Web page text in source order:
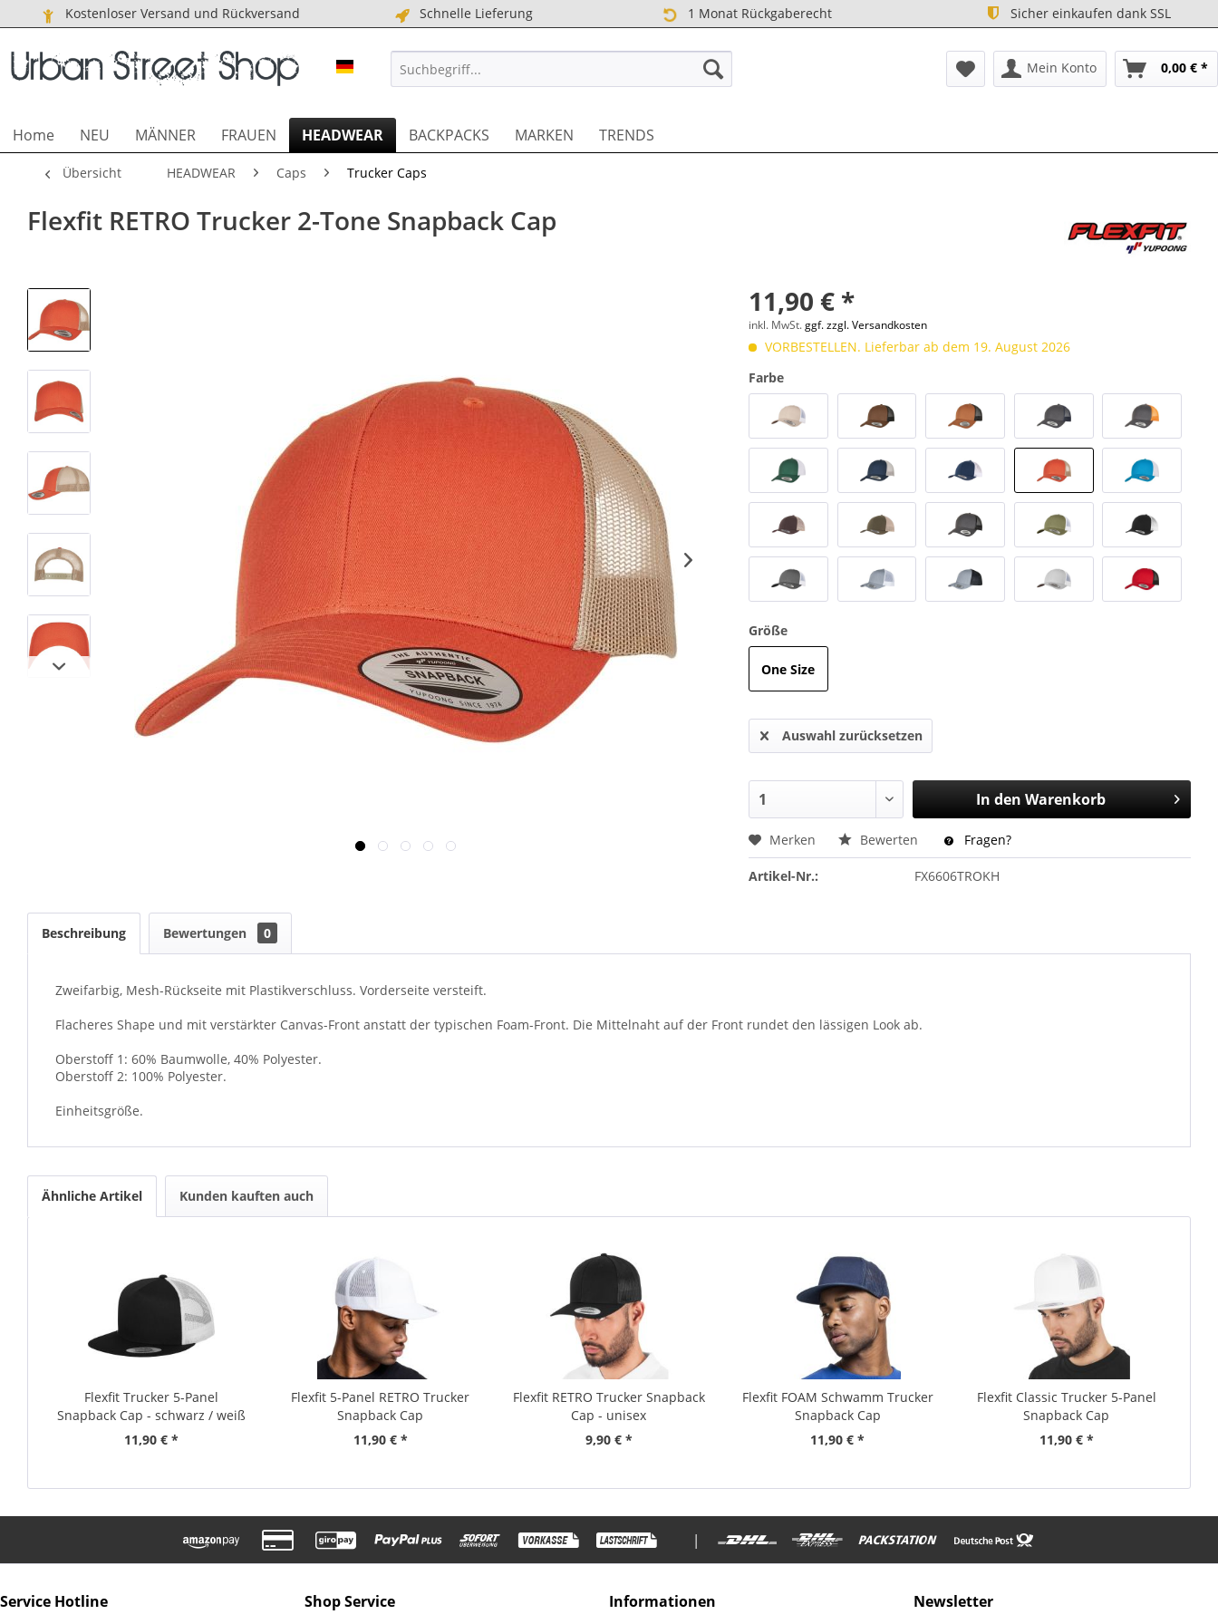
Kostenloser Versand und Rückversand Schnelle Lieferung 1 Monat Rückgaberecht Sicher einkaufen dank SSL
URBAN STREET DE Mein Konto 0,00 € *
Home NEU MÄNNER FRAUEN HEADWEAR BACKPACKS MARKEN TRENDS
Übersicht HEADWEAR Caps Trucker Caps
Flexfit RETRO Trucker 2-Tone Snapback Cap
11,90 € *
inkl. MwSt.ggf. zzgl. Versandkosten
VORBESTELLEN. Lieferbar ab dem 19. August 2026
Farbe
Größe
One Size
Auswahl zurücksetzen
In den Warenkorb
Merken Bewerten Fragen?
Artikel-Nr.: FX6606TROKH
Beschreibung Bewertungen 0
Zweifarbig, Mesh-Rückseite mit Plastikverschluss. Vorderseite versteift.
Flacheres Shape und mit verstärkter Canvas-Front anstatt der typischen Foam-Front. Die Mittelnaht auf der Front rundet den lässigen Look ab.
Oberstoff 1: 60% Baumwolle, 40% Polyester.
Oberstoff 2: 100% Polyester.
Einheitsgröße.
Ähnliche Artikel Kunden kauften auch
Flexfit Trucker 5-Panel
Snapback Cap - schwarz / weiß
11,90 € *
Flexfit 5-Panel RETRO Trucker
Snapback Cap
11,90 € *
Flexfit RETRO Trucker Snapback
Cap - unisex
9,90 € *
Flexfit FOAM Schwamm Trucker
Snapback Cap
11,90 € *
Flexfit Classic Trucker 5-Panel
Snapback Cap
11,90 € *
|
Service Hotline Shop Service Informationen Newsletter